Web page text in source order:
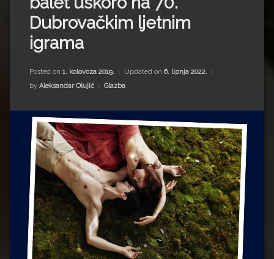
Impressum
Milenko Strižak
Drugi autori
Drugi autori
Ljiljana Lekanić-Kljaić
Željko Krznarić
Mario Lovreković
Miroslav Šantek
Dubrovačkim ljetnim
igrama
Posted on 1. kolovoza 2019. Updated on 6. lipnja 2022.
by Aleksandar Olujić Kategorije:
Glazba